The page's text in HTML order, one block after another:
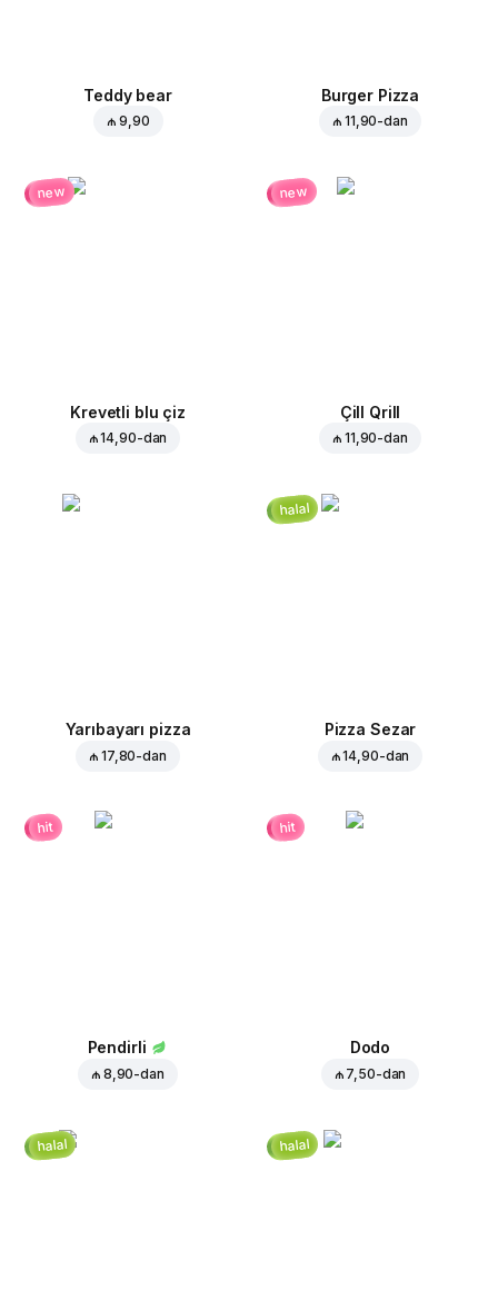
Teddy bear
₼ 9,90
Burger Pizza
₼ 11,90-dan
new
Krevetli blu çiz
₼ 14,90-dan
new
Çill Qrill
₼ 11,90-dan
Yarıbayarı pizza
₼ 17,80-dan
halal
Pizza Sezar
₼ 14,90-dan
hit
Pendirli
₼ 8,90-dan
hit
Dodo
₼ 7,50-dan
halal halal